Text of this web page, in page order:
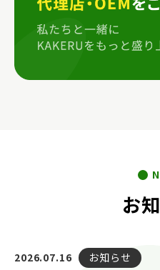
お
2026.07.16 お知らせ